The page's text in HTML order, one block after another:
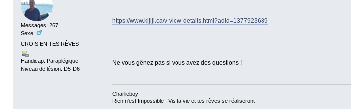
Messages: 267
Sexe:
CROIS EN TES RÊVES
Handicap: Paraplégique
Niveau de lésion: D5-D6
https://www.kijiji.ca/v-view-details.html?adId=1377923689
Ne vous gênez pas si vous avez des questions !
Charlieboy
Rien n'est Impossible ! Vis ta vie et tes rêves se réaliseront !